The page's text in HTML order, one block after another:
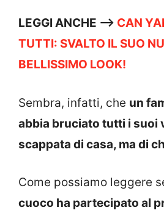
LEGGI ANCHE —-> CAN
TUTTI: SVALTO IL SUO
BELLISSIMO LOOK!
Sembra, infatti, che un
abbia bruciato tutti i suoi
scappata di casa, ma di
Come possiamo leggere
cuoco ha partecipato al